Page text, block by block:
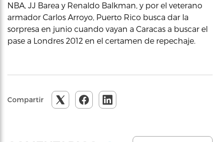
NBA, JJ Barea y Renaldo Balkman, y por el veterano
armador Carlos Arroyo, Puerto Rico busca dar la
sorpresa en junio cuando vayan a Caracas a buscar el
pase a Londres 2012 en el certamen de repechaje.
Compartir